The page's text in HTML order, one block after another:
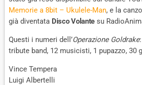
Memorie a 8bit – Ukulele-Man, e la
già diventata Disco Volante su
Questi i numeri dell’Operazione Goldrake
tribute band, 12 musicisti, 1 pupazzo, 30
Vince Tempera
Luigi Albertelli